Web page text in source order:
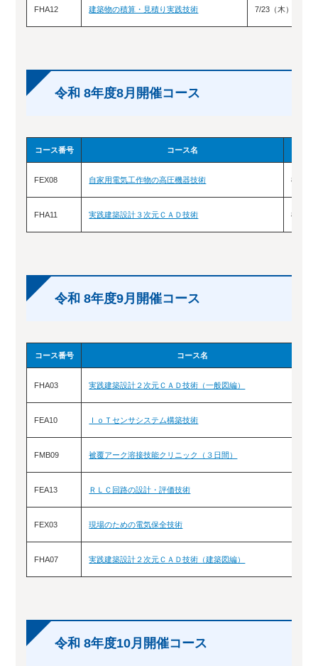
FHA12 建築物の積算・見積り実践技術 7/23（木），7/24
令和 8年度8月開催コース
コース番号 コース名
FEX08 自家用電気工作物の高圧機器技術 8/6(木)
FHA11 実践建築設計３次元ＣＡＤ技術 8/22（
令和 8年度9月開催コース
コース番号 コース名
FHA03 実践建築設計２次元ＣＡＤ技術（一般図編）
FEA10 ＩｏＴセンサシステム構築技術
FMB09 被覆アーク溶接技能クリニック（３日間）
FEA13 ＲＬＣ回路の設計・評価技術
FEX03 現場のための電気保全技術
FHA07 実践建築設計２次元ＣＡＤ技術（建築図編）
令和 8年度10月開催コース